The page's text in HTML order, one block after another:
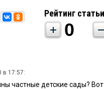
Рейтинг статьи
0
в 17:57:
частные детские сады?